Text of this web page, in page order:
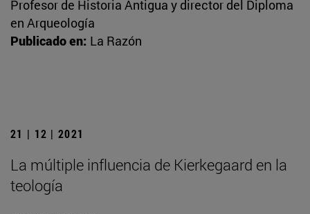
Profesor de Historia Antigua y director del Diploma
en Arqueología
Publicado en: La Razón
21 | 12 | 2021
La múltiple influencia de Kierkegaard en la
teología